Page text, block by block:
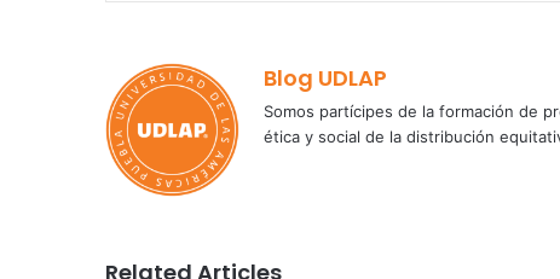
Blog UDLAP
Somos partícipes de la formación de
ética y social de la distribución
Related Articles